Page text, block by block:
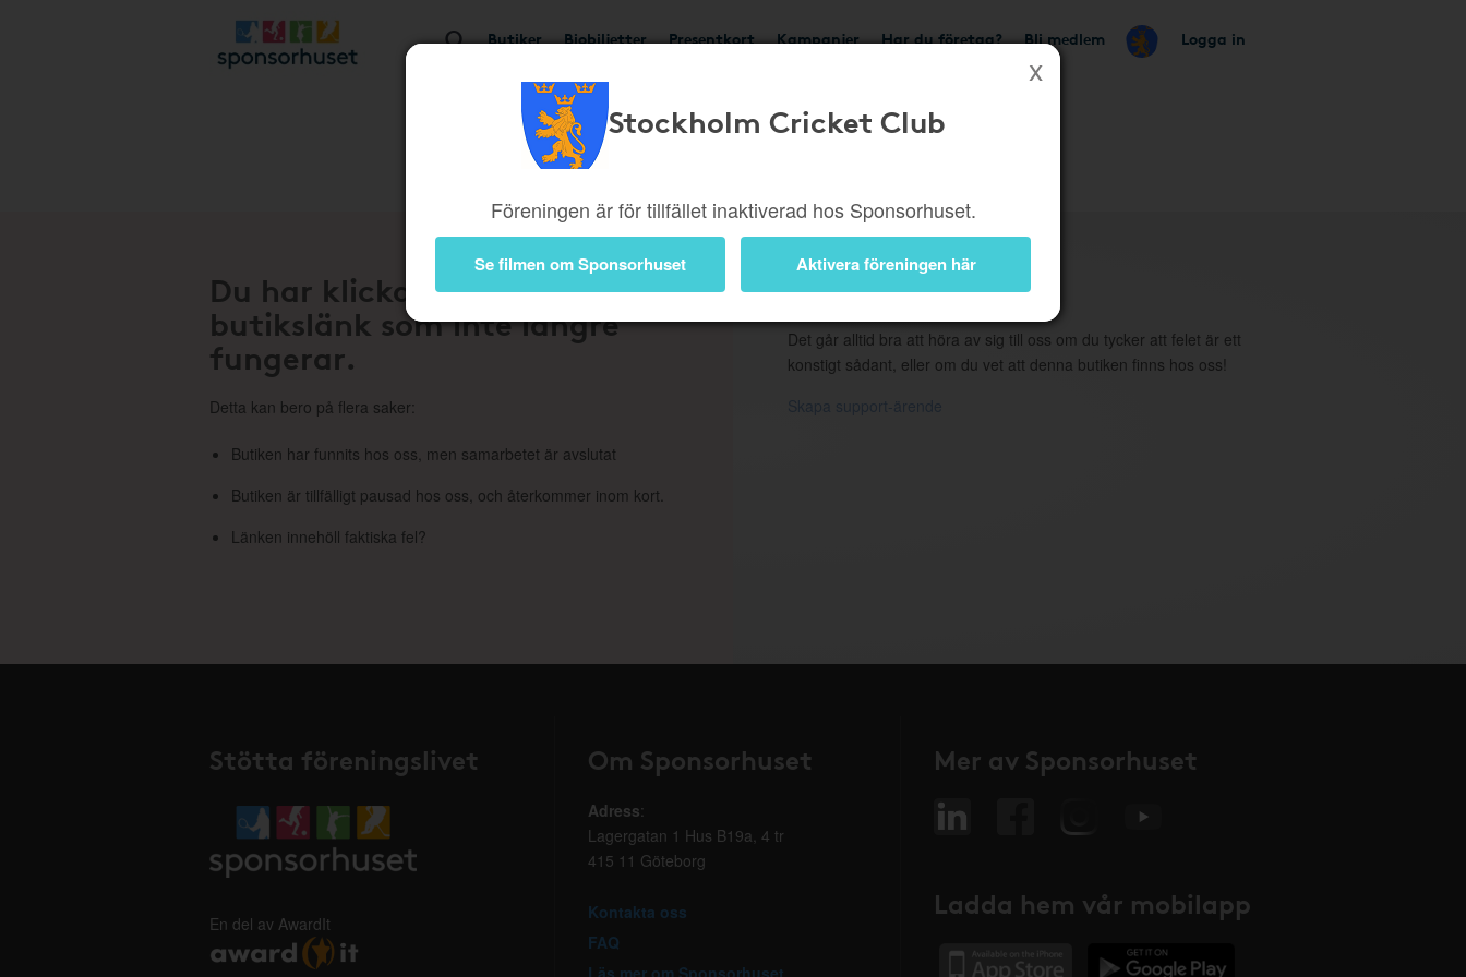
Butiker Biobiljetter Presentkort Kampanjer Har du företag? Bli medlem Logga in
Stockholm Cricket Club
Föreningen är för tillfället inaktiverad hos Sponsorhuset.
Se filmen om Sponsorhuset Aktivera föreningen här
Stängd eller borttagen butik
Du har klickat på en
butikslänk som inte längre
fungerar.
Detta kan bero på flera saker:
Butiken har funnits hos oss, men samarbetet är avslutat
Butiken är tillfälligt pausad hos oss, och återkommer inom kort.
Länken innehöll faktiska fel?
Support
Det går alltid bra att höra av sig till oss om du tycker att felet är ett
konstigt sådant, eller om du vet att denna butiken finns hos oss!
Skapa support-ärende
Stötta föreningslivet
En del av AwardIt
Om Sponsorhuset
Adress:
Lagergatan 1 Hus B19a, 4 tr
415 11 Göteborg
Kontakta oss
FAQ
Läs mer om Sponsorhuset
Mer av Sponsorhuset
Ladda hem vår mobilapp